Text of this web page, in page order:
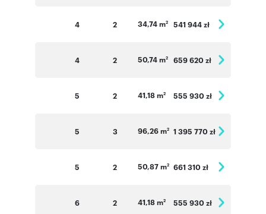
4 2 34,74 m2 541 944 zł
4 2 50,74 m2 659 620 zł
5 2 41,18 m2 555 930 zł
5 3 96,26 m2 1 395 770 zł
5 2 50,87 m2 661 310 zł
6 2 41,18 m2 555 930 zł